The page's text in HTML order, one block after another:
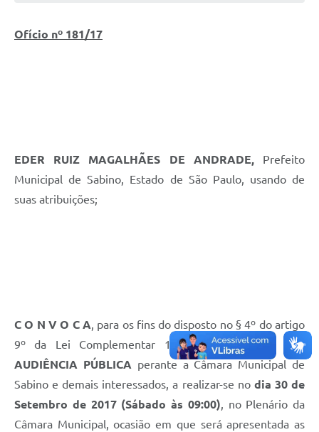
Ofício nº 181/17
EDER RUIZ MAGALHÃES DE ANDRADE, Prefeito
Municipal de Sabino, Estado de São Paulo, usando de
suas atribuições;
C O N V O C A, para os fins do disposto no § 4º do artigo
9º da Lei Complementar 101 de 04/05/2000 para
AUDIÊNCIA PÚBLICA perante a Câmara Municipal de
Sabino e demais interessados, a realizar-se no dia 30 de
Setembro de 2017 (Sábado às 09:00), no Plenário da
Câmara Municipal, ocasião em que será apresentada as